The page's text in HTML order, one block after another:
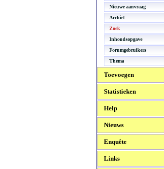
Nieuwe aanvraag
Archief
Zoek
Inhoudsopgave
Forumgebruikers
Thema
Toevoegen
Statistieken
Help
Nieuws
Enquête
Links